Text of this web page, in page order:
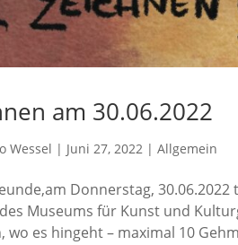
am 30.06.2022
Wessel | Juni 27, 2022 |Allgemein
Donnerstag,
Museums für Kunst und
wo es hingeht – maximal 10